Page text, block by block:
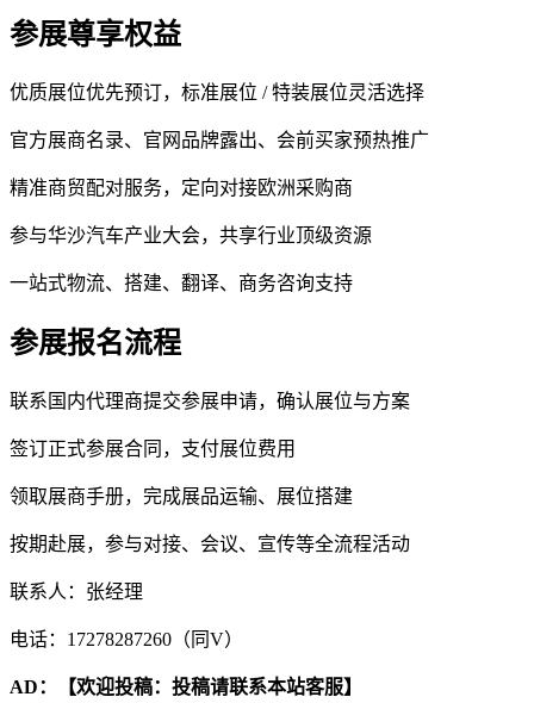
参展尊享权益
优质展位优先预订，标准展位 / 特装展位灵活选择
官方展商名录、官网品牌露出、会前买家预热推广
精准商贸配对服务，定向对接欧洲采购商
参与华沙汽车产业大会，共享行业顶级资源
一站式物流、搭建、翻译、商务咨询支持
参展报名流程
联系国内代理商提交参展申请，确认展位与方案
签订正式参展合同，支付展位费用
领取展商手册，完成展品运输、展位搭建
按期赴展，参与对接、会议、宣传等全流程活动
联系人：张经理
电话：17278287260（同V）
AD：
【欢迎投稿：投稿请联系本站客服】